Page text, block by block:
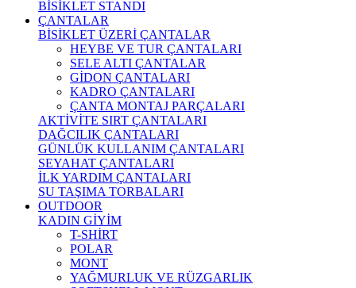
BİSİKLET STANDI
ÇANTALAR
BİSİKLET ÜZERİ ÇANTALAR
HEYBE VE TUR ÇANTALARI
SELE ALTI ÇANTALAR
GİDON ÇANTALARI
KADRO ÇANTALARI
ÇANTA MONTAJ PARÇALARI
AKTİVİTE SIRT ÇANTALARI
DAĞCILIK ÇANTALARI
GÜNLÜK KULLANIM ÇANTALARI
SEYAHAT ÇANTALARI
İLK YARDIM ÇANTALARI
SU TAŞIMA TORBALARI
OUTDOOR
KADIN GİYİM
T-SHİRT
POLAR
MONT
YAĞMURLUK VE RÜZGARLIK